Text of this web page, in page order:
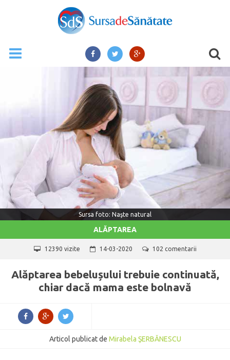
Sursa foto: Naşte natural
ALĂPTAREA
12390 vizite 14-03-2020 102 comentarii
Alăptarea bebelușului trebuie continuată,
chiar dacă mama este bolnavă
Articol publicat de Mirabela ŞERBĂNESCU